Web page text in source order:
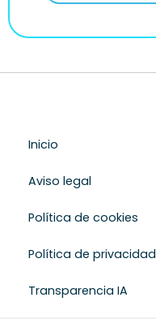
Inicio
Aviso legal
Política de cookies
Política de privacidad
Transparencia IA